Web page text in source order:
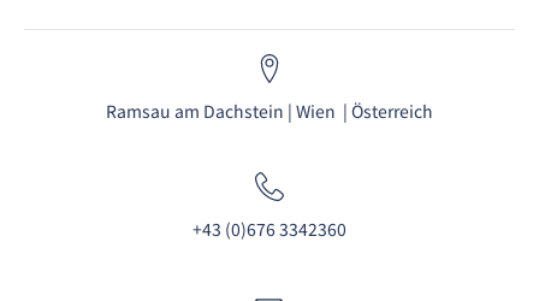
Ramsau am Dachstein | Wien | Österreich
+43 (0)676 3342360